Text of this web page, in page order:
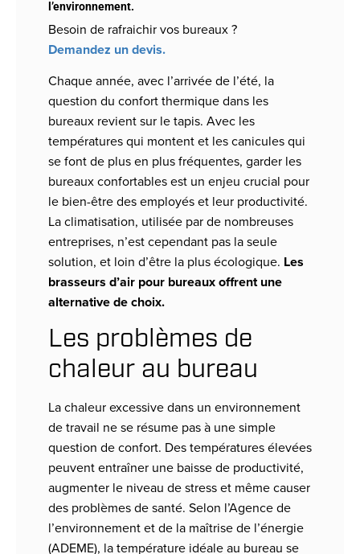
l’environnement.
Besoin de rafraichir vos bureaux ?
Demandez un devis.
Chaque année, avec l’arrivée de l’été, la
question du confort thermique dans les
bureaux revient sur le tapis. Avec les
températures qui montent et les canicules qui
se font de plus en plus fréquentes, garder les
bureaux confortables est un enjeu crucial pour
le bien-être des employés et leur productivité.
La climatisation, utilisée par de nombreuses
entreprises, n’est cependant pas la seule
solution, et loin d’être la plus écologique. Les
brasseurs d’air pour bureaux offrent une
alternative de choix.
Les problèmes de
chaleur au bureau
La chaleur excessive dans un environnement
de travail ne se résume pas à une simple
question de confort. Des températures élevées
peuvent entraîner une baisse de productivité,
augmenter le niveau de stress et même causer
des problèmes de santé. Selon l’Agence de
l’environnement et de la maîtrise de l’énergie
(ADEME), la température idéale au bureau se